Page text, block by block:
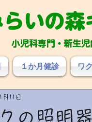
らいの森
小児科専門・新生
１か月健診 ワ
の照明
11日